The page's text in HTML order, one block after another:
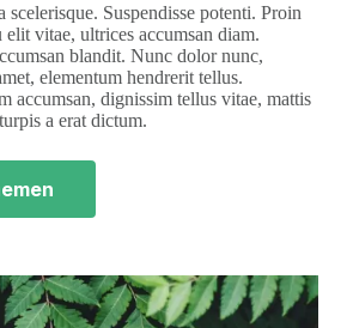
scelerisque. Suspendisse potenti. Proin
elit vitae, ultrices accumsan diam.
blandit. Nunc dolor nunc,
elementum hendrerit tellus.
accumsan, dignissim tellus vitae, mattis
a erat dictum.